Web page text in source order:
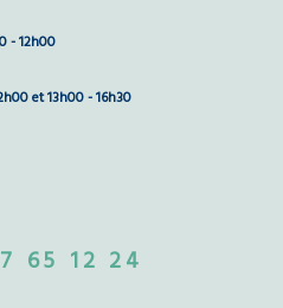
- 12h00
et 13h00 - 16h30
65 12 24